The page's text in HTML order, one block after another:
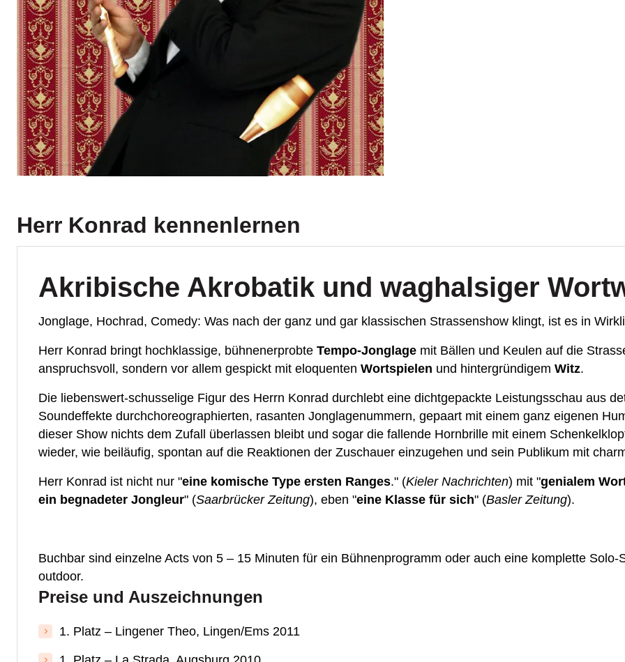
Herr Konrad kennenlernen
Akribische Akrobatik und waghalsiger
Jonglage, Hochrad, Comedy: Was nach der ganz und gar klassischen Strassenshow klingt, ist es in
Herr Konrad bringt hochklassige, bühnenerprobte Tempo-Jonglage mit Bällen und Keulen auf die
anspruchsvoll, sondern vor allem gespickt mit eloquenten Wortspielen und hintergründigem Witz.
Die liebenswert-schusselige Figur des Herrn Konrad durchlebt eine dichtgepackte Leistungsschau aus
Soundeffekte durchchoreographierten, rasanten Jonglagenummern, gepaart mit einem ganz eigenen
dieser Show nichts dem Zufall überlassen bleibt und sogar die fallende Hornbrille mit einem
wieder, wie beiläufig, spontan auf die Reaktionen der Zuschauer einzugehen und sein Publikum mit
Herr Konrad ist nicht nur "eine komische Type ersten Ranges." (Kieler Nachrichten) mit "genialem
ein begnadeter Jongleur" (Saarbrücker Zeitung), eben "eine Klasse für sich" (Basler Zeitung).
Buchbar sind einzelne Acts von 5 – 15 Minuten für ein Bühnenprogramm oder auch eine komplette
outdoor.
Preise und Auszeichnungen
1. Platz – Lingener Theo, Lingen/Ems 2011